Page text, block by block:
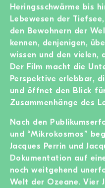
Heringsschwärme bis
Lebewesen der
den Bewohnern der
kennen, denjenigen,
wissen und den vielen,
Der Film macht die
Perspektive erlebbar,
und öffnet den Blick
Zusammenhänge des
Nach den
und “Mikrokosmos”
Jacques Perrin und
Dokumentation auf
noch weitgehend
Welt der Ozeane. Vier